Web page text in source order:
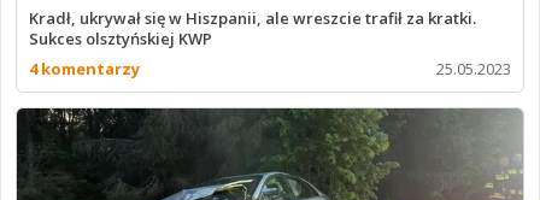
Kradł, ukrywał się w Hiszpanii, ale wreszcie trafił za kratki.
Sukces olsztyńskiej KWP
4 komentarzy
25.05.2023